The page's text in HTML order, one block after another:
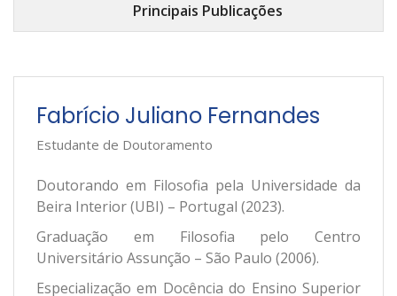
Principais Publicações
Fabrício Juliano Fernandes
Estudante de Doutoramento
Doutorando em Filosofia pela Universidade da
Beira Interior (UBI) – Portugal (2023).
Graduação em Filosofia pelo Centro
Universitário Assunção – São Paulo (2006).
Especialização em Docência do Ensino Superior